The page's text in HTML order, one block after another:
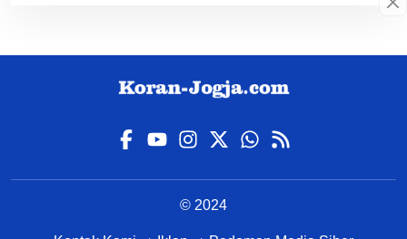
© 2024